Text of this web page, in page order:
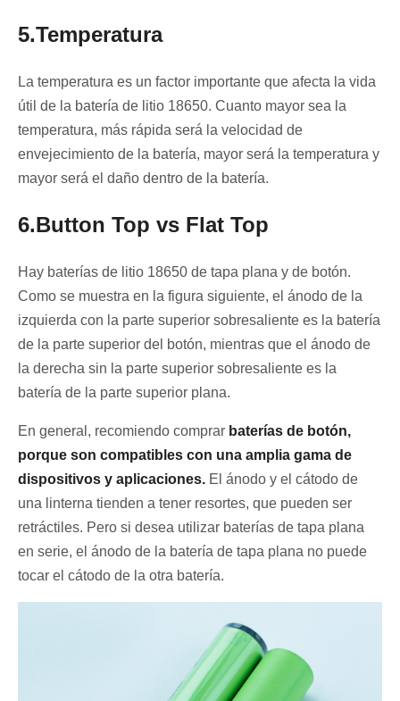
5.Temperatura
La temperatura es un factor importante que afecta la vida
útil de la batería de litio 18650. Cuanto mayor sea la
temperatura, más rápida será la velocidad de
envejecimiento de la batería, mayor será la temperatura y
mayor será el daño dentro de la batería.
6.Button Top vs Flat Top
Hay baterías de litio 18650 de tapa plana y de botón.
Como se muestra en la figura siguiente, el ánodo de la
izquierda con la parte superior sobresaliente es la batería
de la parte superior del botón, mientras que el ánodo de
la derecha sin la parte superior sobresaliente es la
batería de la parte superior plana.
En general, recomiendo comprar baterías de botón,
porque son compatibles con una amplia gama de
dispositivos y aplicaciones. El ánodo y el cátodo de
una linterna tienden a tener resortes, que pueden ser
retráctiles. Pero si desea utilizar baterías de tapa plana
en serie, el ánodo de la batería de tapa plana no puede
tocar el cátodo de la otra batería.